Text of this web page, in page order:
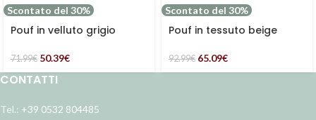
Scontato del 30%
Pouf in velluto grigio
71.99€ 50.39€
Scontato del 30%
Pouf in tessuto beige
92.99€ 65.09€
CONTATTI
Tel.: +39 0532 804485